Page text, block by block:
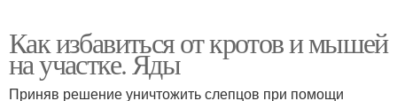
Как избавиться от кротов и мышей
на участке. Яды
Приняв решение уничтожить слепцов при помощи